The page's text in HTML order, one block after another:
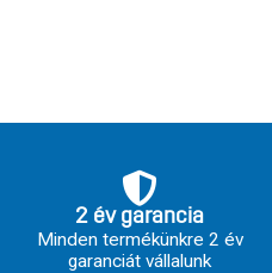
2 év garancia
Minden termékünkre 2 év
garanciát vállalunk